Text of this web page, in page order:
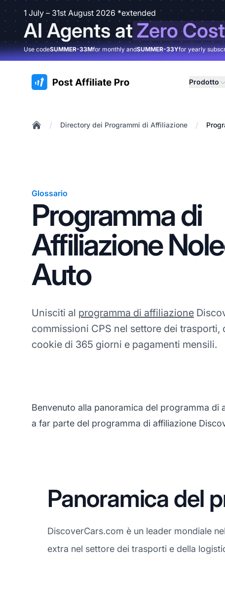
1 July – 31st August 2026 *extended
AI Agents atZero Cost
Use codeSUMMER-33Mfor monthly andSUMMER-33Yfor yearly
:site.title Prodotto
/ Directory dei Programmi di Affiliazione /
Glossario
Programma di
Affiliazione
Auto
Unisciti al programma di affiliazione
commissioni CPS nel settore dei trasporti,
cookie di 365 giorni e pagamenti mensili.
Benvenuto alla panoramica del programma
a far parte del programma di affiliazione
Panoramica del
DiscoverCars.com è un leader mondiale
extra nel settore dei trasporti e della